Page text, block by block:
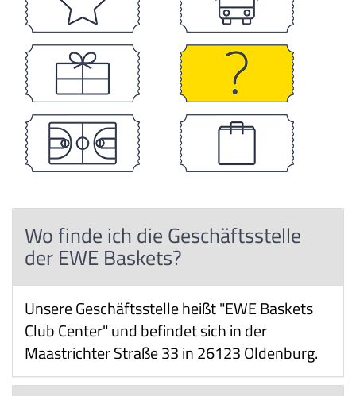
Wo finde ich die Geschäftsstelle
der EWE Baskets?
Unsere Geschäftsstelle heißt "EWE Baskets
Club Center" und befindet sich in der
Maastrichter Straße 33 in 26123 Oldenburg.